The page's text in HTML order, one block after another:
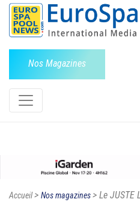
Nos Magazines
Accueil> Nos magazines> Le JUSTE